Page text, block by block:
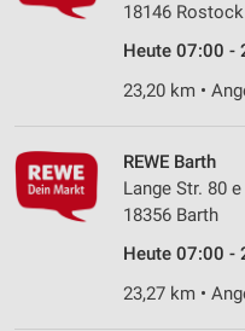
18146 Rostock
Heute 07:00 -
23,20 km •
REWE Barth
Lange Str. 80 e
18356 Barth
Heute 07:00 -
23,27 km •